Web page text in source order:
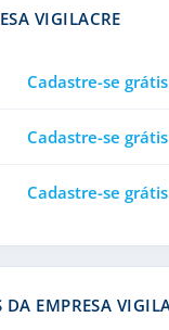
VIGILACRE
Cadastre-se grátis
Cadastre-se grátis
Cadastre-se grátis
EMPRESA